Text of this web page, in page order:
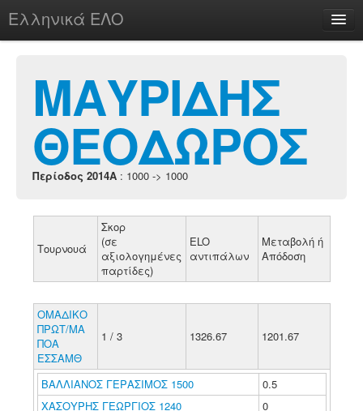
Ελληνικά ΕΛΟ
chesstu.be @ discord
Login
ΜΑΥΡΙΔΗΣ
ΘΕΟΔΩΡΟΣ
Περίοδος 2014A : 1000 -> 1000
Τουρνουά
Σκορ
(σε
αξιολογημένες
παρτίδες)
ELO
αντιπάλων
Μεταβολή ή
Απόδοση
ΟΜΑΔΙΚΟ
ΠΡΩΤ/ΜΑ
ΠΟΑ
ΕΣΣΑΜΘ
1 / 3 1326.67 1201.67
ΒΑΛΛΙΑΝΟΣ ΓΕΡΑΣΙΜΟΣ 1500
0.5
ΧΑΣΟΥΡΗΣ ΓΕΩΡΓΙΟΣ 1240
0